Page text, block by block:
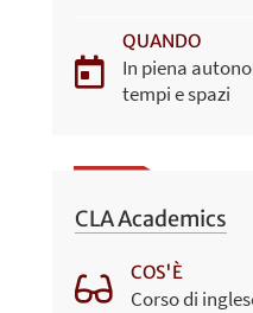
QUANDO
In piena
tempi e spazi
CLA Academics
COS'È
Corso di